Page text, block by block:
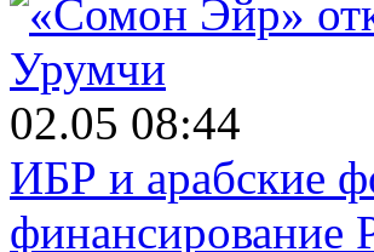
02.05 08:44
ИБР и арабские
финансирование